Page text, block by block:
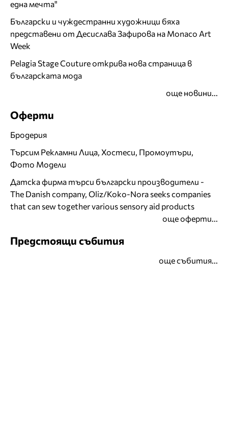
една мечта"
Български и чуждестранни художници бяха
представени от Десислава Зафирова на Monaco Art
Week
Pelagia Stage Couture открива нова страница в
българската мода
още новини...
Оферти
Бродерия
Търсим Рекламни Лица, Хостеси, Промоутъри,
Фото Модели
Датска фирма търси български производители -
The Danish company, Oliz/Koko-Nora seeks companies
that can sew together various sensory aid products
още оферти...
Предстоящи събития
още събития...